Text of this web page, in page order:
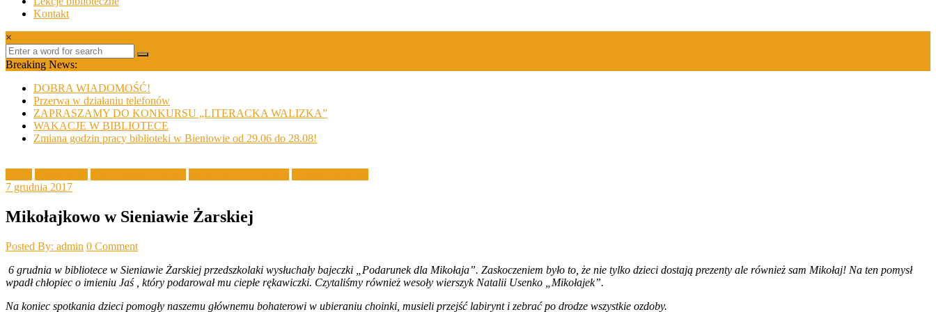
Kontakt
×
Breaking News:
DOBRA WIADOMOŚĆ!
Przerwa w działaniu telefonów
ZAPRASZAMY DO KONKURSU „LITERACKA WALIZKA”
WAKACJE W BIBLIOTECE
Zmiana godzin pracy biblioteki w Bieniowie od 29.06 do 28.08!
7 grudnia 2017
Mikołajkowo w Sieniawie Żarskiej
Posted By: admin 0 Comment
6 grudnia w bibliotece w Sieniawie Żarskiej przedszkolaki wysłuchały bajeczki Podarunek dla Mikołaja”. Zaskoczeniem było to, że nie tylko dzieci dostają prezenty ale również sam Mikołaj! Na ten pomysł
wpadłchłopiec o imieniu Jaś, który podarowałmu ciepłe rękawiczki. Czytaliśmy również wesoły wierszyk Natalii Usenko Mikołajek”.
Na koniec spotkania dzieci pomogły naszemu głównemu bohaterowi w ubieraniu choinki, musieli przejśćlabirynt i zebraćpo drodze wszystkie ozdoby.